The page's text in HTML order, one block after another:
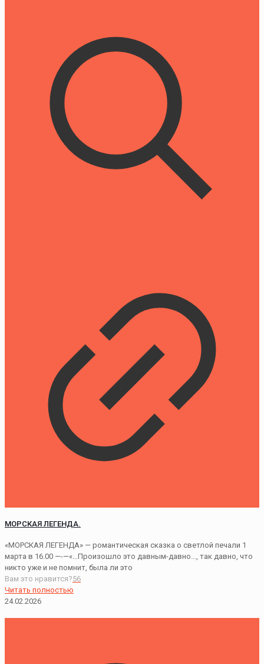
МОРСКАЯ ЛЕГЕНДА.
«МОРСКАЯ ЛЕГЕНДА» — романтическая сказка о светлой печали 1
марта в 16.00 —-—«…Произошло это давным-давно…, так давно, что
никто уже и не помнит, была ли это
Вам это нравится?56
Читать полностью
24.02.2026